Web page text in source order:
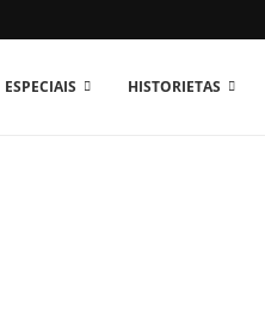
ESPECIAIS HISTORIETAS